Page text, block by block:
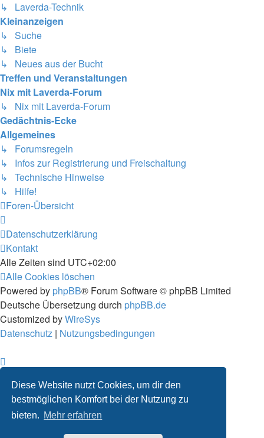
Diese Website nutzt Cookies, um dir den
bestmöglichen Komfort bei der Nutzung zu
bieten. Mehr erfahren
↳ Laverda-Technik
Kleinanzeigen
↳ Suche
↳ Biete
↳ Neues aus der Bucht
Treffen und Veranstaltungen
Nix mit Laverda-Forum
↳ Nix mit Laverda-Forum
Gedächtnis-Ecke
Allgemeines
↳ Forumsregeln
↳ Infos zur Registrierung und Freischaltung
↳ Technische Hinweise
↳ Hilfe!
Foren-Übersicht
Datenschutzerklärung
Kontakt
Alle Zeiten sind UTC+02:00
Alle Cookies löschen
Powered by phpBB® Forum Software © phpBB Limited
Deutsche Übersetzung durch phpBB.de
Customized byWireSys
Datenschutz | Nutzungsbedingungen